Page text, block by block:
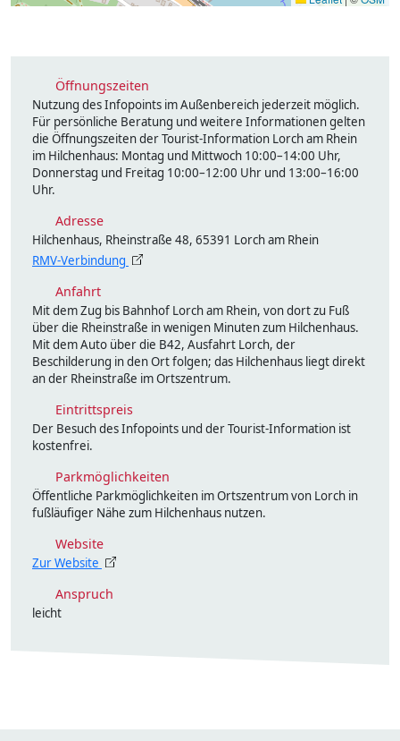
Öffnungszeiten
Nutzung des Infopoints im Außenbereich jederzeit möglich.
Für persönliche Beratung und weitere Informationen gelten
die Öffnungszeiten der Tourist-Information Lorch am Rhein
im Hilchenhaus: Montag und Mittwoch 10:00–14:00 Uhr,
Donnerstag und Freitag 10:00–12:00 Uhr und 13:00–16:00
Uhr.
Adresse
Hilchenhaus, Rheinstraße 48, 65391 Lorch am Rhein
RMV-Verbindung
Anfahrt
Mit dem Zug bis Bahnhof Lorch am Rhein, von dort zu Fuß
über die Rheinstraße in wenigen Minuten zum Hilchenhaus.
Mit dem Auto über die B42, Ausfahrt Lorch, der
Beschilderung in den Ort folgen; das Hilchenhaus liegt direkt
an der Rheinstraße im Ortszentrum.
Eintrittspreis
Der Besuch des Infopoints und der Tourist-Information ist
kostenfrei.
Parkmöglichkeiten
Öffentliche Parkmöglichkeiten im Ortszentrum von Lorch in
fußläufiger Nähe zum Hilchenhaus nutzen.
Website
Zur Website
Anspruch
leicht